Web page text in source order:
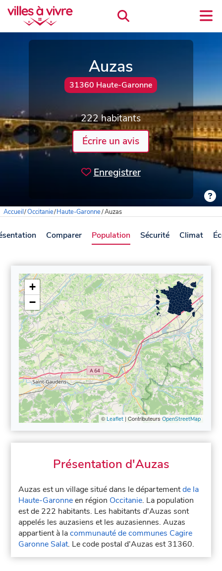
Auzas
31360 Haute-Garonne
222 habitants
Écrire un avis
Enregistrer
Accueil/Occitanie/Haute-Garonne/Auzas
Comparer Population Sécurité Climat
+
−
© Leaflet| ContributeursOpenStreetMap
Présentation d'Auzas
Auzas est un village situé dans le départementde la
Haute-Garonneen région Occitanie. La population
est de 222 habitants. Les habitants d'Auzas sont
appelés les auzasiens et les auzasiennes. Auzas
appartient à lacommunauté de communes Cagire
Garonne Salat. Le code postal d'Auzas est 31360.